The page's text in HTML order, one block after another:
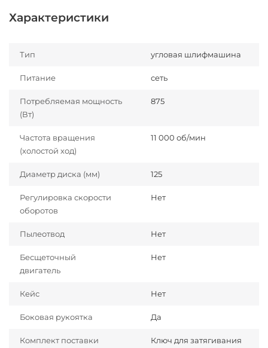
Характеристики
Тип угловая шлифмашина
Питание сеть
Потребляемая мощность
(Вт)
875
Частота вращения
(холостой ход)
11 000 об/мин
Диаметр диска (мм) 125
Регулировка скорости
оборотов
Нет
Пылеотвод Нет
Бесщеточный
двигатель
Нет
Кейс Нет
Боковая рукоятка Да
Комплект поставки Ключ для затягивания